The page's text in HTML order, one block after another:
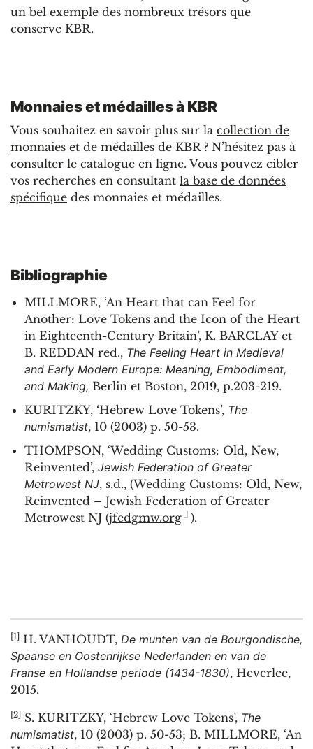
un bel exemple des nombreux trésors que
conserve KBR.
Monnaies et médailles à KBR
Vous souhaitez en savoir plus sur la collection de
monnaies et de médailles de KBR ? N’hésitez pas à
consulter le catalogue en ligne. Vous pouvez cibler
vos recherches en consultant la base de données
spécifique des monnaies et médailles.
Bibliographie
MILLMORE, ‘An Heart that can Feel for
Another: Love Tokens and the Icon of the Heart
in Eighteenth-Century Britain’, K. BARCLAY et
B. REDDAN red., The Feeling Heart in Medieval
and Early Modern Europe: Meaning, Embodiment,
and Making, Berlin et Boston, 2019, p.203-219.
KURITZKY, ‘Hebrew Love Tokens’, The
numismatist, 10 (2003) p. 50-53.
THOMPSON, ‘Wedding Customs: Old, New,
Reinvented’, Jewish Federation of Greater
Metrowest NJ, s.d., (Wedding Customs: Old, New,
Reinvented – Jewish Federation of Greater
Metrowest NJ (jfedgmw.org ).
[1] H. VANHOUDT, De munten van de Bourgondische,
Spaanse en Oostenrijkse Nederlanden en van de
Franse en Hollandse periode (1434-1830), Heverlee,
2015.
[2] S. KURITZKY, ‘Hebrew Love Tokens’, The
numismatist, 10 (2003) p. 50-53; B. MILLMORE, ‘An